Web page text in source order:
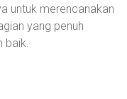
untuk merencanakan
yang penuh
baik.